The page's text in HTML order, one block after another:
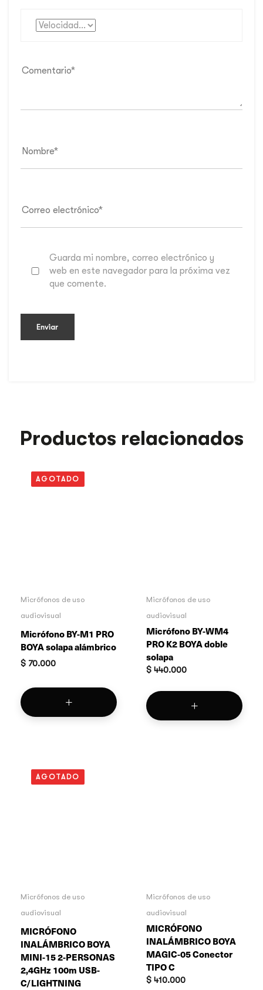
Guarda mi nombre, correo electrónico y
web en este navegador para la próxima vez
que comente.
Productos relacionados
AGOTADO
Micrófonos de uso
audiovisual
Micrófono BY-M1 PRO
BOYA solapa alámbrico
$ 70.000
Micrófonos de uso
audiovisual
Micrófono BY-WM4
PRO K2 BOYA doble
solapa
$ 440.000
AGOTADO
Micrófonos de uso
audiovisual
MICRÓFONO
INALÁMBRICO BOYA
MINI-15 2-PERSONAS
2,4GHz 100m USB-
C/LIGHTNING
Micrófonos de uso
audiovisual
MICRÓFONO
INALÁMBRICO BOYA
MAGIC-05 Conector
TIPO C
$ 410.000